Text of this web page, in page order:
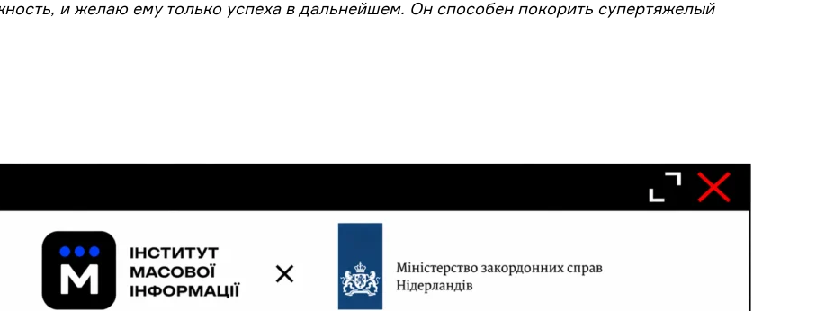
и желаю ему только успеха в дальнейшем. Он способен покорить супертяжелый